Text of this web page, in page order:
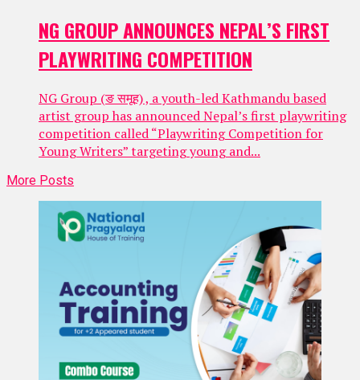
NG GROUP ANNOUNCES NEPAL’S FIRST
PLAYWRITING COMPETITION
NG Group (ङ समूह) , a youth-led Kathmandu based
artist group has announced Nepal’s first playwriting
competition called “Playwriting Competition for
Young Writers” targeting young and...
More Posts